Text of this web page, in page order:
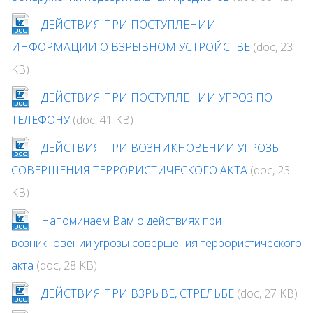
ДЕЙСТВИЯ ПРИ ПОСТУПЛЕНИИ
ИНФОРМАЦИИ О ВЗРЫВНОМ УСТРОЙСТВЕ (doc, 23
KB)
ДЕЙСТВИЯ ПРИ ПОСТУПЛЕНИИ УГРОЗ ПО
ТЕЛЕФОНУ (doc, 41 KB)
ДЕЙСТВИЯ ПРИ ВОЗНИКНОВЕНИИ УГРОЗЫ
СОВЕРШЕНИЯ ТЕРРОРИСТИЧЕСКОГО АКТА (doc, 23
KB)
Напоминаем Вам о действиях при
возникновении угрозы совершения террористического
акта (doc, 28 KB)
ДЕЙСТВИЯ ПРИ ВЗРЫВЕ, СТРЕЛЬБЕ (doc, 27 KB)